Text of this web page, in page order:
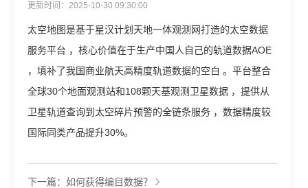
更新时间：2025-10-30 09:30:00
太空地图是基于星汉计划天地一体观测网打造的太空数据
服务平台 ，核心价值在于生产中国人自己的轨道数据AOE
，填补了我国商业航天高精度轨道数据的空白 。平台整合
全球30个地面观测站和108颗天基观测卫星数据 ，提供从
卫星轨道查询到太空碎片预警的全链条服务 ，数据精度较
国际同类产品提升30%。
下一篇：如何获得编目数据？